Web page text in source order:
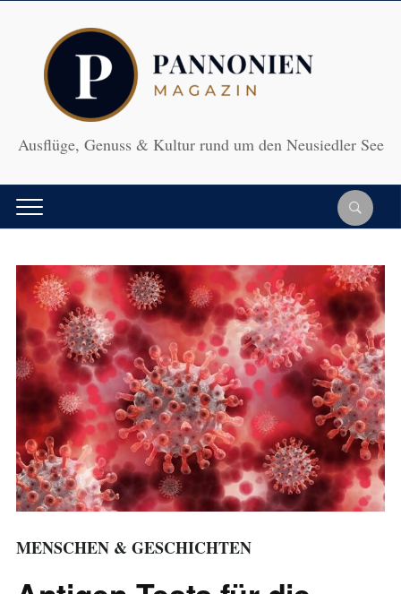
Ausflüge, Genuss & Kultur rund um den Neusiedler See
MENSCHEN & GESCHICHTEN